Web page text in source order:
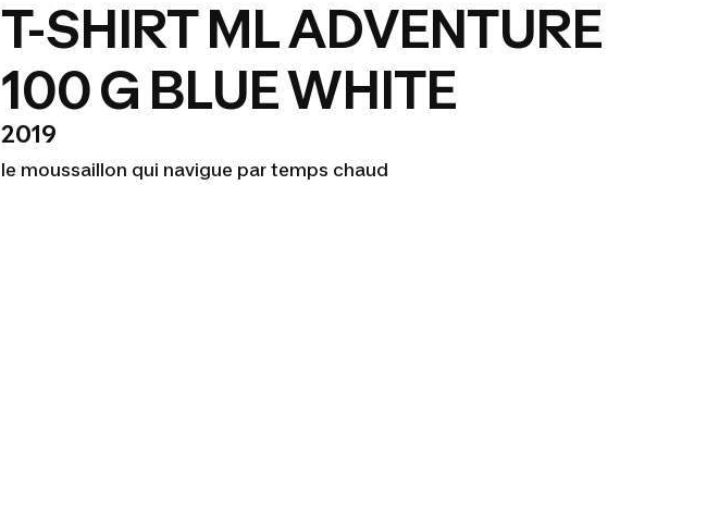
T-SHIRT ML ADVENTURE
100 G BLUE WHITE
2019
le moussaillon qui navigue par temps chaud